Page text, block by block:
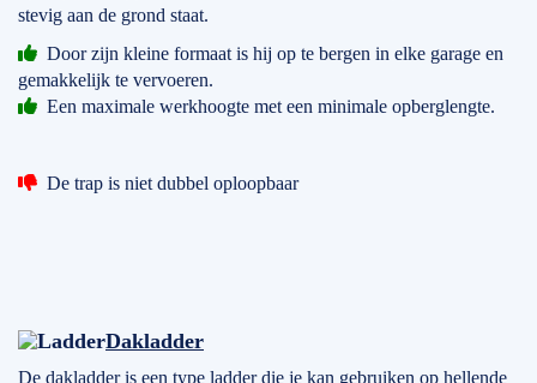
stevig aan de grond staat.
Door zijn kleine formaat is hij op te bergen in elke garage en
gemakkelijk te vervoeren.
Een maximale werkhoogte met een minimale opberglengte.
De trap is niet dubbel oploopbaar
Dakladder
De dakladder is een type ladder die je kan gebruiken op hellende